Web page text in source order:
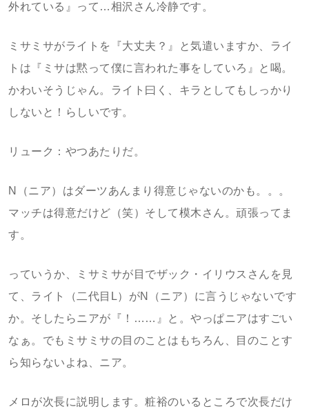
外れている』って…相沢さん冷静です。
ミサミサがライトを『大丈夫？』と気遣いますか、ライ
トは『ミサは黙って僕に言われた事をしていろ』と喝。
かわいそうじゃん。ライト曰く、キラとしてもしっかり
しないと！らしいです。
リューク：やつあたりだ。
N（ニア）はダーツあんまり得意じゃないのかも。。。
マッチは得意だけど（笑）そして模木さん。頑張ってま
す。
っていうか、ミサミサが目でザック・イリウスさんを見
て、ライト（二代目L）がN（ニア）に言うじゃないです
か。そしたらニアが『！……』と。やっぱニアはすごい
なぁ。でもミサミサの目のことはもちろん、目のことす
ら知らないよね、ニア。
メロが次長に説明します。粧裕のいるところで次長だけ